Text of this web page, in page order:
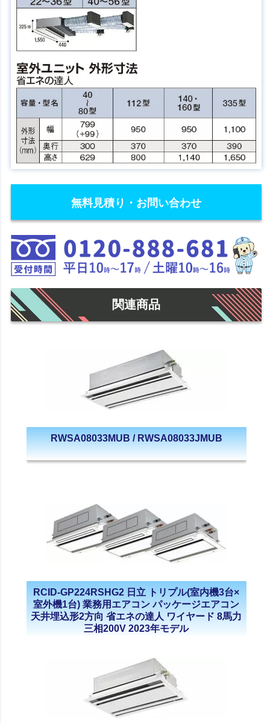
無料見積り・お問い合わせ
関連商品
RWSA08033MUB / RWSA08033JMUB
RCID-GP224RSHG2 日立 トリプル(室内機3台×
室外機1台) 業務用エアコン パッケージエアコン
天井埋込形2方向 省エネの達人 ワイヤード 8馬力
三相200V 2023年モデル